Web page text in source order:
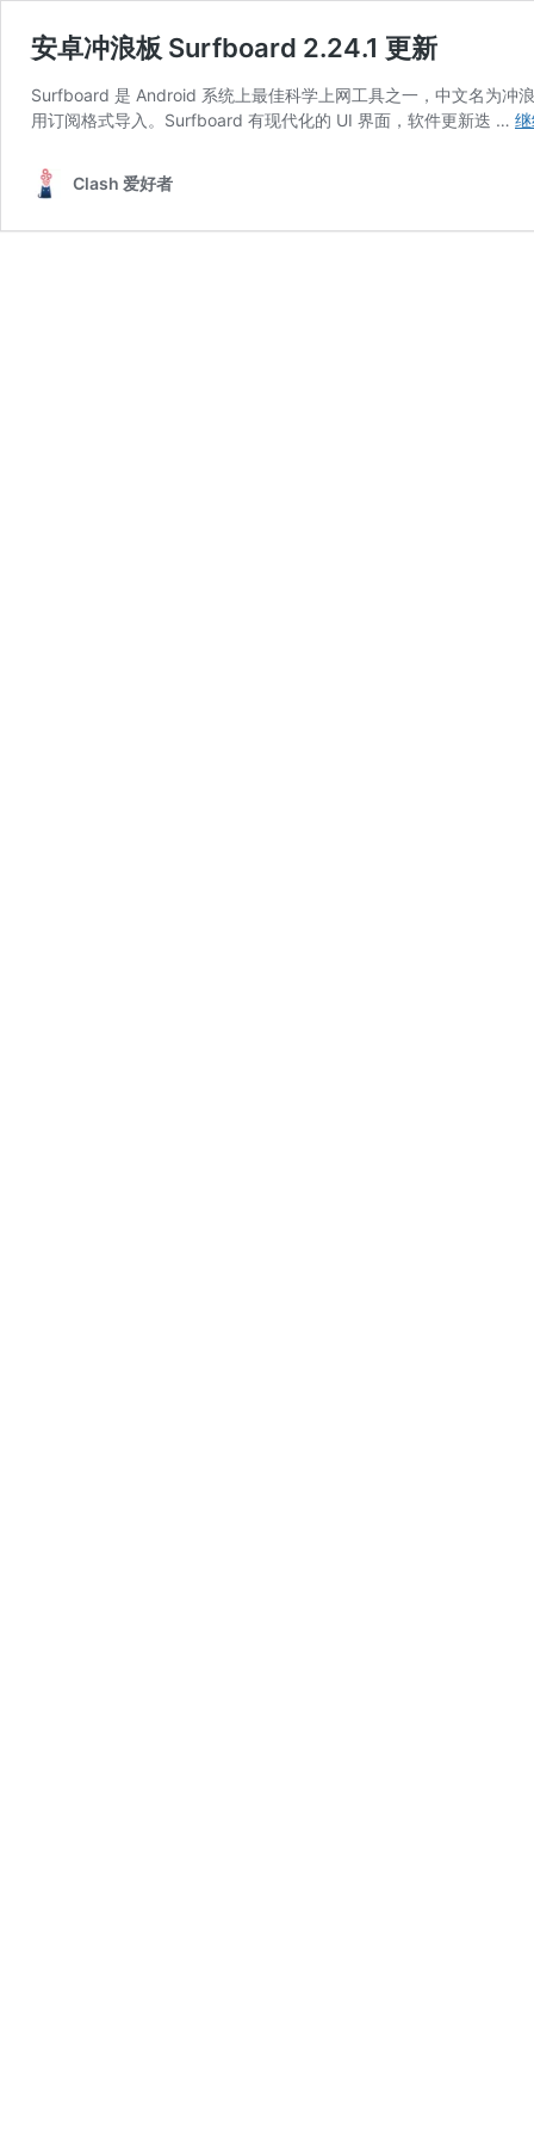
安卓冲浪板 Surfboard 2.24.1 更新
Surfboard 是 Android 系统上最佳科学上网工具之一，中文名为冲
用订阅格式导入。Surfboard 有现代化的 UI 界面，软件更新迭 …
Clash 爱好者